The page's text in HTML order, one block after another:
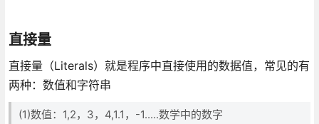
直接量
直接量（Literals）就是程序中直接使用的数据值，常见的有
两种：数值和字符串
(1)数值：1,2，3，4,1.1，-1.....数学中的数字